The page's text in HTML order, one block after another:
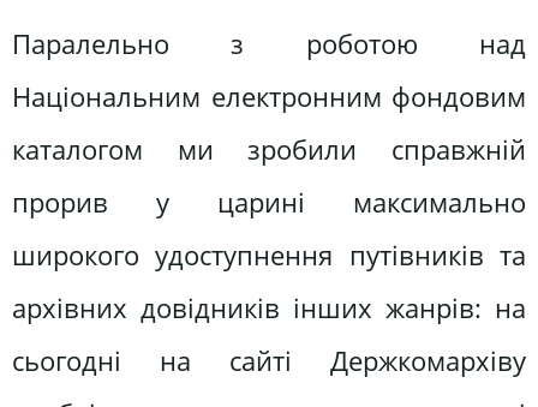
Паралельно з роботою над
Національним електронним фондовим
каталогом ми зробили справжній
прорив у царині максимально
широкого удоступнення путівників та
архівних довідників інших жанрів: на
сьогодні на сайті Держкомархіву